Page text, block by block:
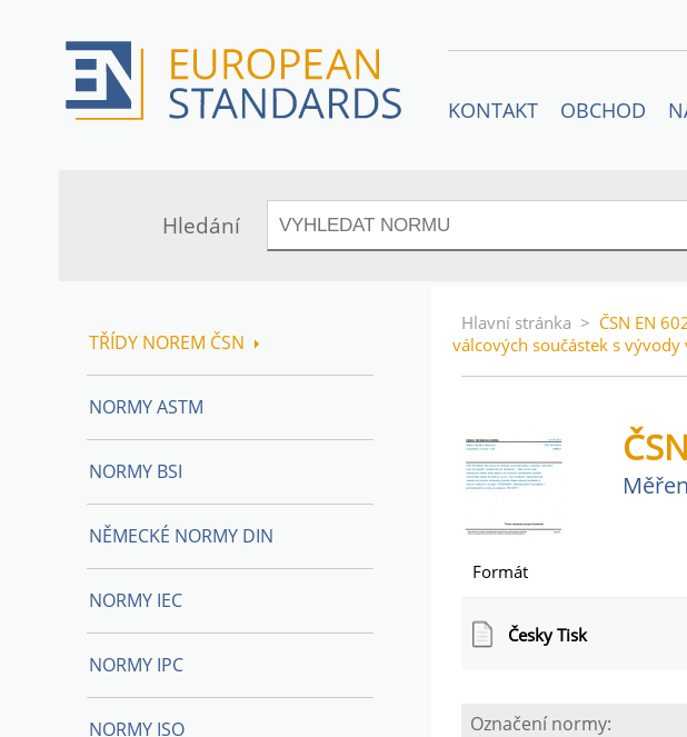
KONTAKT OBCHOD
Hledání
Hlavní stránka > ČSN EN
válcových součástek s vývody
Formát
Česky Tisk
Označení normy:
TŘÍDY NOREM ČSN
NORMY ASTM
NORMY BSI
NĚMECKÉ NORMY DIN
NORMY IEC
NORMY IPC
NORMY ISO